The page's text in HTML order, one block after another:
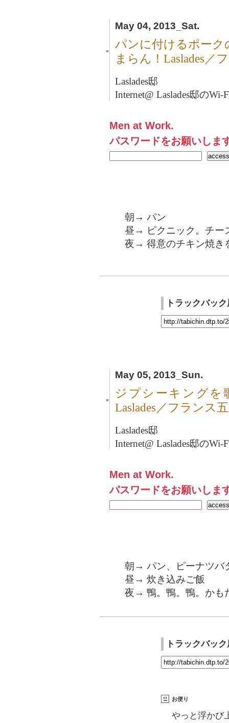
May 04, 2013_Sat.
■
パンに付けるポー
まらん！Laslades／
Laslades邸
Internet@ Laslades邸の
Men at Work.
パスワードをお願いしま
朝→ パン
昼→ ピクニック。チー
夜→ 得意のチキン焼き
トラックバッ
May 05, 2013_Sun.
■
ジプシーキングを
Laslades／フランス
Laslades邸
Internet@ Laslades邸の
Men at Work.
パスワードをお願いしま
朝→ パン、ピーナツバ
昼→ 炊き込みご飯
夜→ 鴨。鴨。鴨。かも
トラックバッ
お便り
やっと浮かび